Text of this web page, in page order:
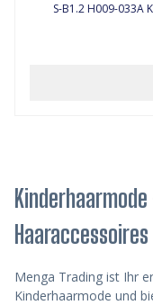
S-B1.2 H009-033A
Menga Trading ist Ihr
Kinderhaarmode und